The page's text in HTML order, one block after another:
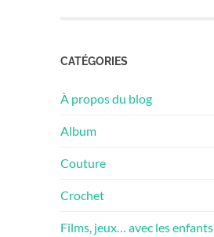
CATÉGORIES
À propos du blog
Album
Couture
Crochet
Films, jeux… avec les enfants